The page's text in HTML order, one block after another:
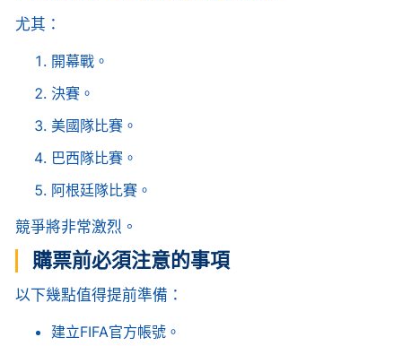
尤其：
開幕戰。
決賽。
美國隊比賽。
巴西隊比賽。
阿根廷隊比賽。
競爭將非常激烈。
購票前必須注意的事項
以下幾點值得提前準備：
建立FIFA官方帳號。